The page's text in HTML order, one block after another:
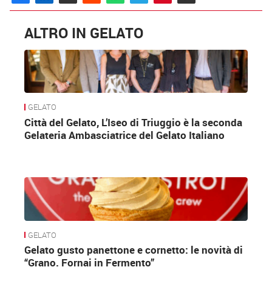
ALTRO IN GELATO
GELATO
Città del Gelato, L’Iseo di Triuggio è la seconda
Gelateria Ambasciatrice del Gelato Italiano
GELATO
Gelato gusto panettone e cornetto: le novità di
“Grano. Fornai in Fermento”